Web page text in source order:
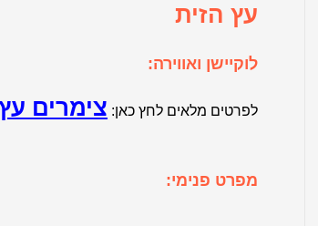
עץ הזית
לוקיישן ואווירה:
לפרטים מלאים לחץ כאן: צימרים
מפרט פנימי: